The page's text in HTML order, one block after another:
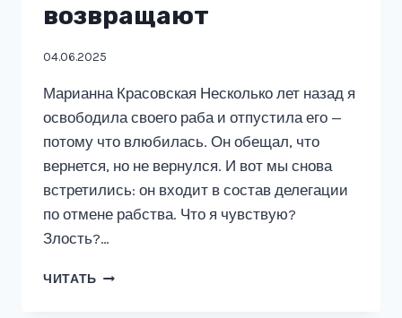
возвращают
04.06.2025
Марианна Красовская Несколько лет назад я
освободила своего раба и отпустила его —
потому что влюбилась. Он обещал, что
вернется, но не вернулся. И вот мы снова
встретились: он входит в состав делегации
по отмене рабства. Что я чувствую?
Злость?…
ЧИТАТЬ ПОДАРКИ